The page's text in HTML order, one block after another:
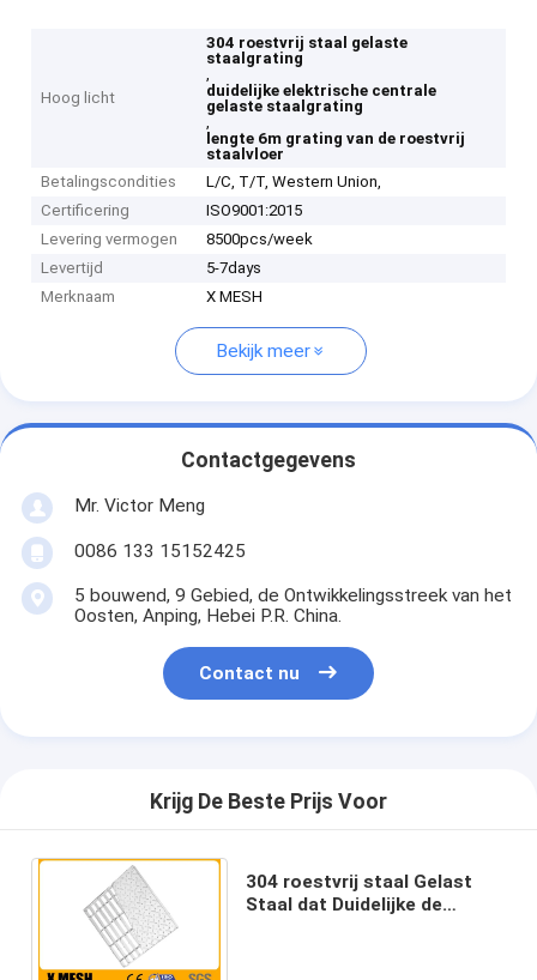
Hoog licht
304 roestvrij staal gelaste
staalgrating
,
duidelijke elektrische centrale
gelaste staalgrating
,
lengte 6m grating van de roestvrij
staalvloer
Betalingscondities
L/C, T/T, Western Union,
Certificering
ISO9001:2015
Levering vermogen
8500pcs/week
Levertijd
5-7days
Merknaam
X MESH
Bekijk meer
Contactgegevens
Mr. Victor Meng
0086 133 15152425
5 bouwend, 9 Gebied, de Ontwikkelingsstreek van het
Oosten, Anping, Hebei P.R. China.
Contact nu
Krijg De Beste Prijs Voor
304 roestvrij staal Gelast
Staal dat Duidelijke de